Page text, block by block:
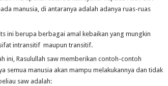
manusia, di antaranya adalah adanya ruas-ruas
ini berupa berbagai amal kebaikan yang mungkin
intransitif maupun transitif.
ini, Rasulullah saw memberikan contoh-contoh
semua manusia akan mampu melakukannya dan tidak
saw adalah: